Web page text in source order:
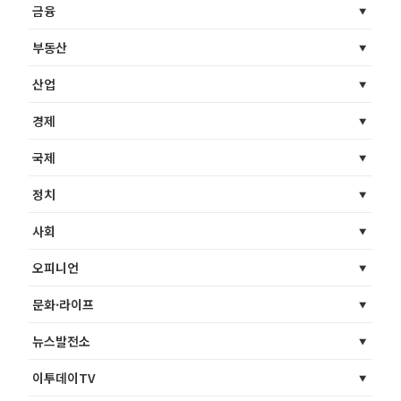
금융
부동산
산업
경제
국제
정치
사회
오피니언
문화·라이프
뉴스발전소
이투데이TV